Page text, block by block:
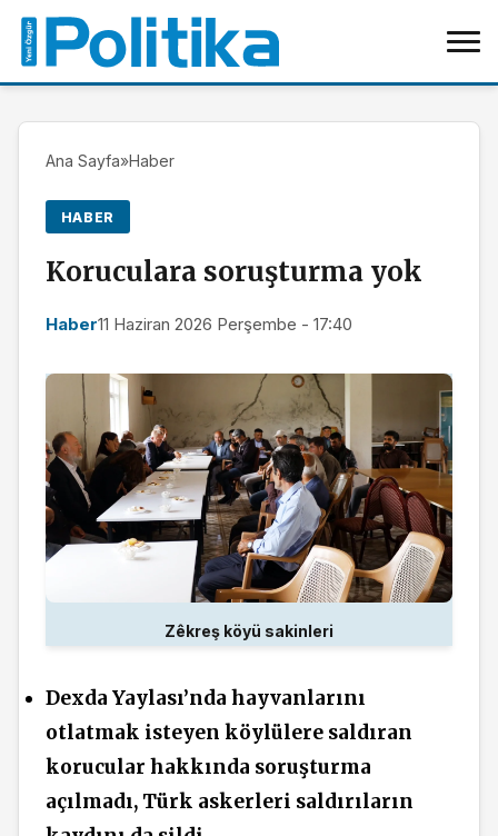
Ana Sayfa»Haber
HABER
Koruculara soruşturma yok
Haber11 Haziran 2026 Perşembe - 17:40
Zêkreş köyü sakinleri
Dexda Yaylası’nda hayvanlarını
otlatmak isteyen köylülere saldıran
korucular hakkında soruşturma
açılmadı, Türk askerleri saldırıların